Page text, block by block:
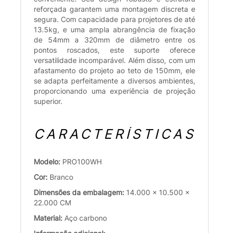
reforçada garantem uma montagem discreta e
segura. Com capacidade para projetores de até
13.5kg, e uma ampla abrangência de fixação
de 54mm a 320mm de diâmetro entre os
pontos roscados, este suporte oferece
versatilidade incomparável. Além disso, com um
afastamento do projeto ao teto de 150mm, ele
se adapta perfeitamente a diversos ambientes,
proporcionando uma experiência de projeção
superior.
CARACTERÍSTICAS
Modelo: PRO100WH
Cor: Branco
Dimensões da embalagem: 14.000 x 10.500 x
22.000 CM
Material: Aço carbono